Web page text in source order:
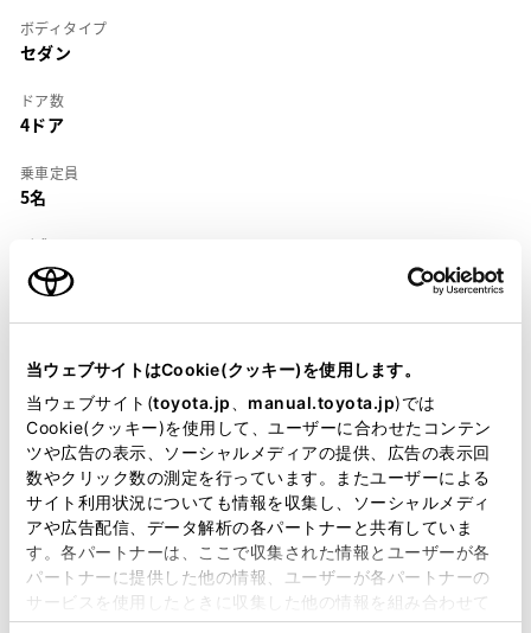
当ウェブサイトはCookie(クッキー)を使用します。
当ウェブサイト(toyota.jp manual.toyota.jp)では
Cookie(クッキー)を使用して、ユーザーに合わせたコンテン
ツや広告の表示、ソーシャルメディアの提供、広告の表示回
数やクリック数の測定を行っています。またユーザーによる
サイト利用状況についても情報を収集し、ソーシャルメディ
アや広告配信、データ解析の各パートナーと共有していま
す。各パートナーは、ここで収集された情報とユーザーが各
パートナーに提供した他の情報、ユーザーが各パートナーの
サービスを使用したときに収集した他の情報を組み合わせて
使用することがあります。当ウェブサイトの使用を続行する
ボディタイプ
セダン
ドア数
4ドア
乗車定員
5名
型式
E-JZS147
2780mm
トレッド前／後
1535/1510mm
室内長×室内幅× 室内高
2005 ×1535 ×1150mm
車両重量